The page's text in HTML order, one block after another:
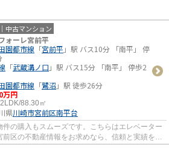
中古マンション
ォーレ宮前平
園都市線 「宮前平 」駅 バス10分 「南平」 停
「武蔵溝ノ口 」駅 バス15分 「南平」 停歩2
園都市線 「鷺沼」駅 徒歩26分
万円
2LDK/88.30㎡
県川崎市宮前区南平台
の購入もスムーズです。こちらはエレベーター
区の不動産情報をお求めなら、信頼と実績を誇
経験豊富な当社ス...